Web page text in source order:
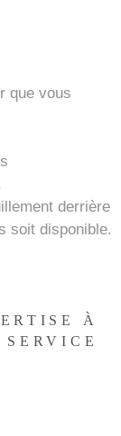
que vous
derrière
soit disponible.
À
SERVICE